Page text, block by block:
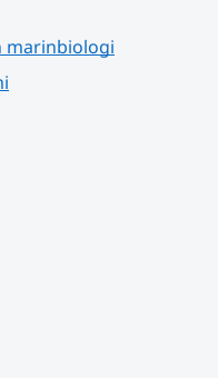
marinbiologi